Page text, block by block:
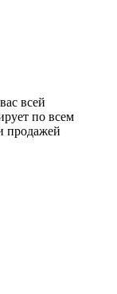
всей
по всем
продажей